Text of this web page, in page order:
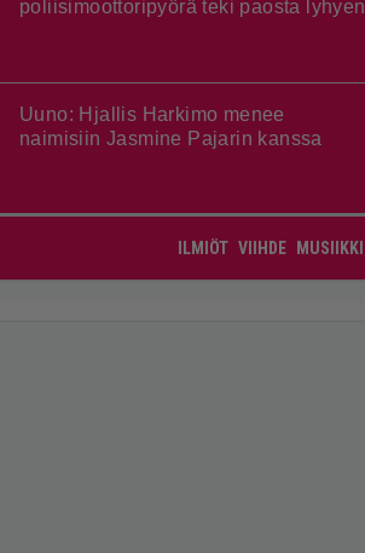
poliisimoottoripyörä teki paosta lyhyen
Uuno: Hjallis Harkimo menee
naimisiin Jasmine Pajarin kanssa
ILMIÖT VIIHDE MUSIIKKI